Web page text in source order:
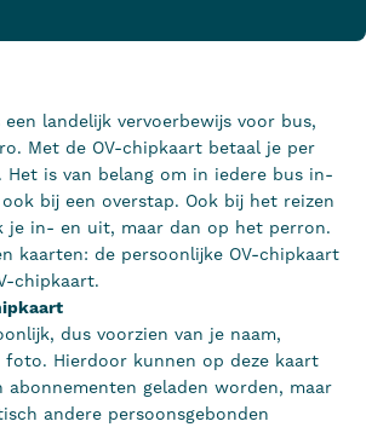
landelijk vervoerbewijs voor bus,
Met de OV-chipkaart betaal je per
Het is van belang om in iedere bus in-
bij een overstap. Ook bij het reizen
je in- en uit, maar dan op het perron.
kaarten: de persoonlijke OV-chipkaart
chipkaart.
dus voorzien van je naam,
Hierdoor kunnen op deze kaart
abonnementen geladen worden, maar
andere persoonsgebonden